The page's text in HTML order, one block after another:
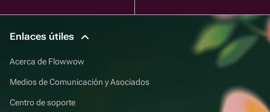
Enlaces útiles
Acerca de Flowwow
Medios de Comunicación y Asociados
Centro de soporte